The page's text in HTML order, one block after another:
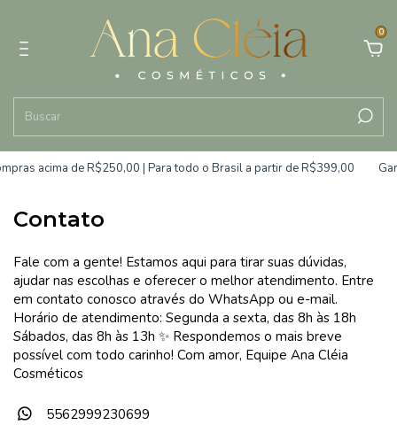
0
acima de R$250,00 | Para todo o Brasil a partir de R$399,00
Contato
Fale com a gente! Estamos aqui para tirar suas dúvidas,
ajudar nas escolhas e oferecer o melhor atendimento. Entre
em contato conosco através do WhatsApp ou e-mail.
Horário de atendimento: Segunda a sexta, das 8h às 18h
Sábados, das 8h às 13h ✨ Respondemos o mais breve
possível com todo carinho! Com amor, Equipe Ana Cléia
Cosméticos
5562999230699